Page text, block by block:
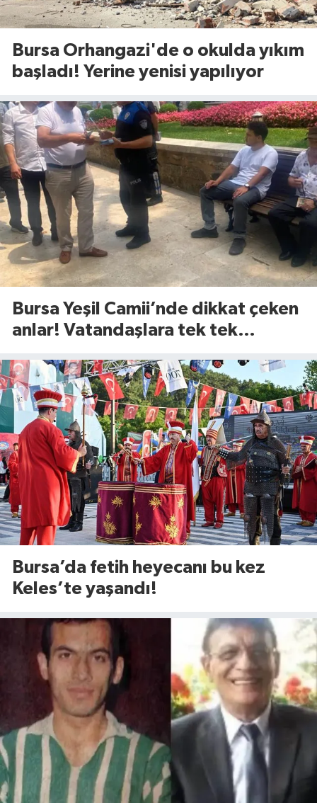
Bursa Orhangazi'de o okulda yıkım
başladı! Yerine yenisi yapılıyor
Bursa Yeşil Camii’nde dikkat çeken
anlar! Vatandaşlara tek tek
Bursa’da fetih heyecanı bu kez
Keles’te yaşandı!